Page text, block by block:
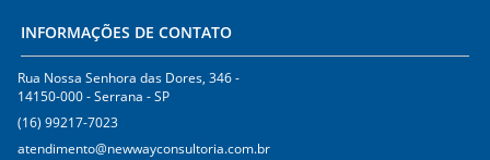
INFORMAÇÕES DE CONTATO
Rua Nossa Senhora das Dores, 346 -
14150-000-Serrana -SP
(16) 99217-7023
atendimento@newwayconsultoria.com.br